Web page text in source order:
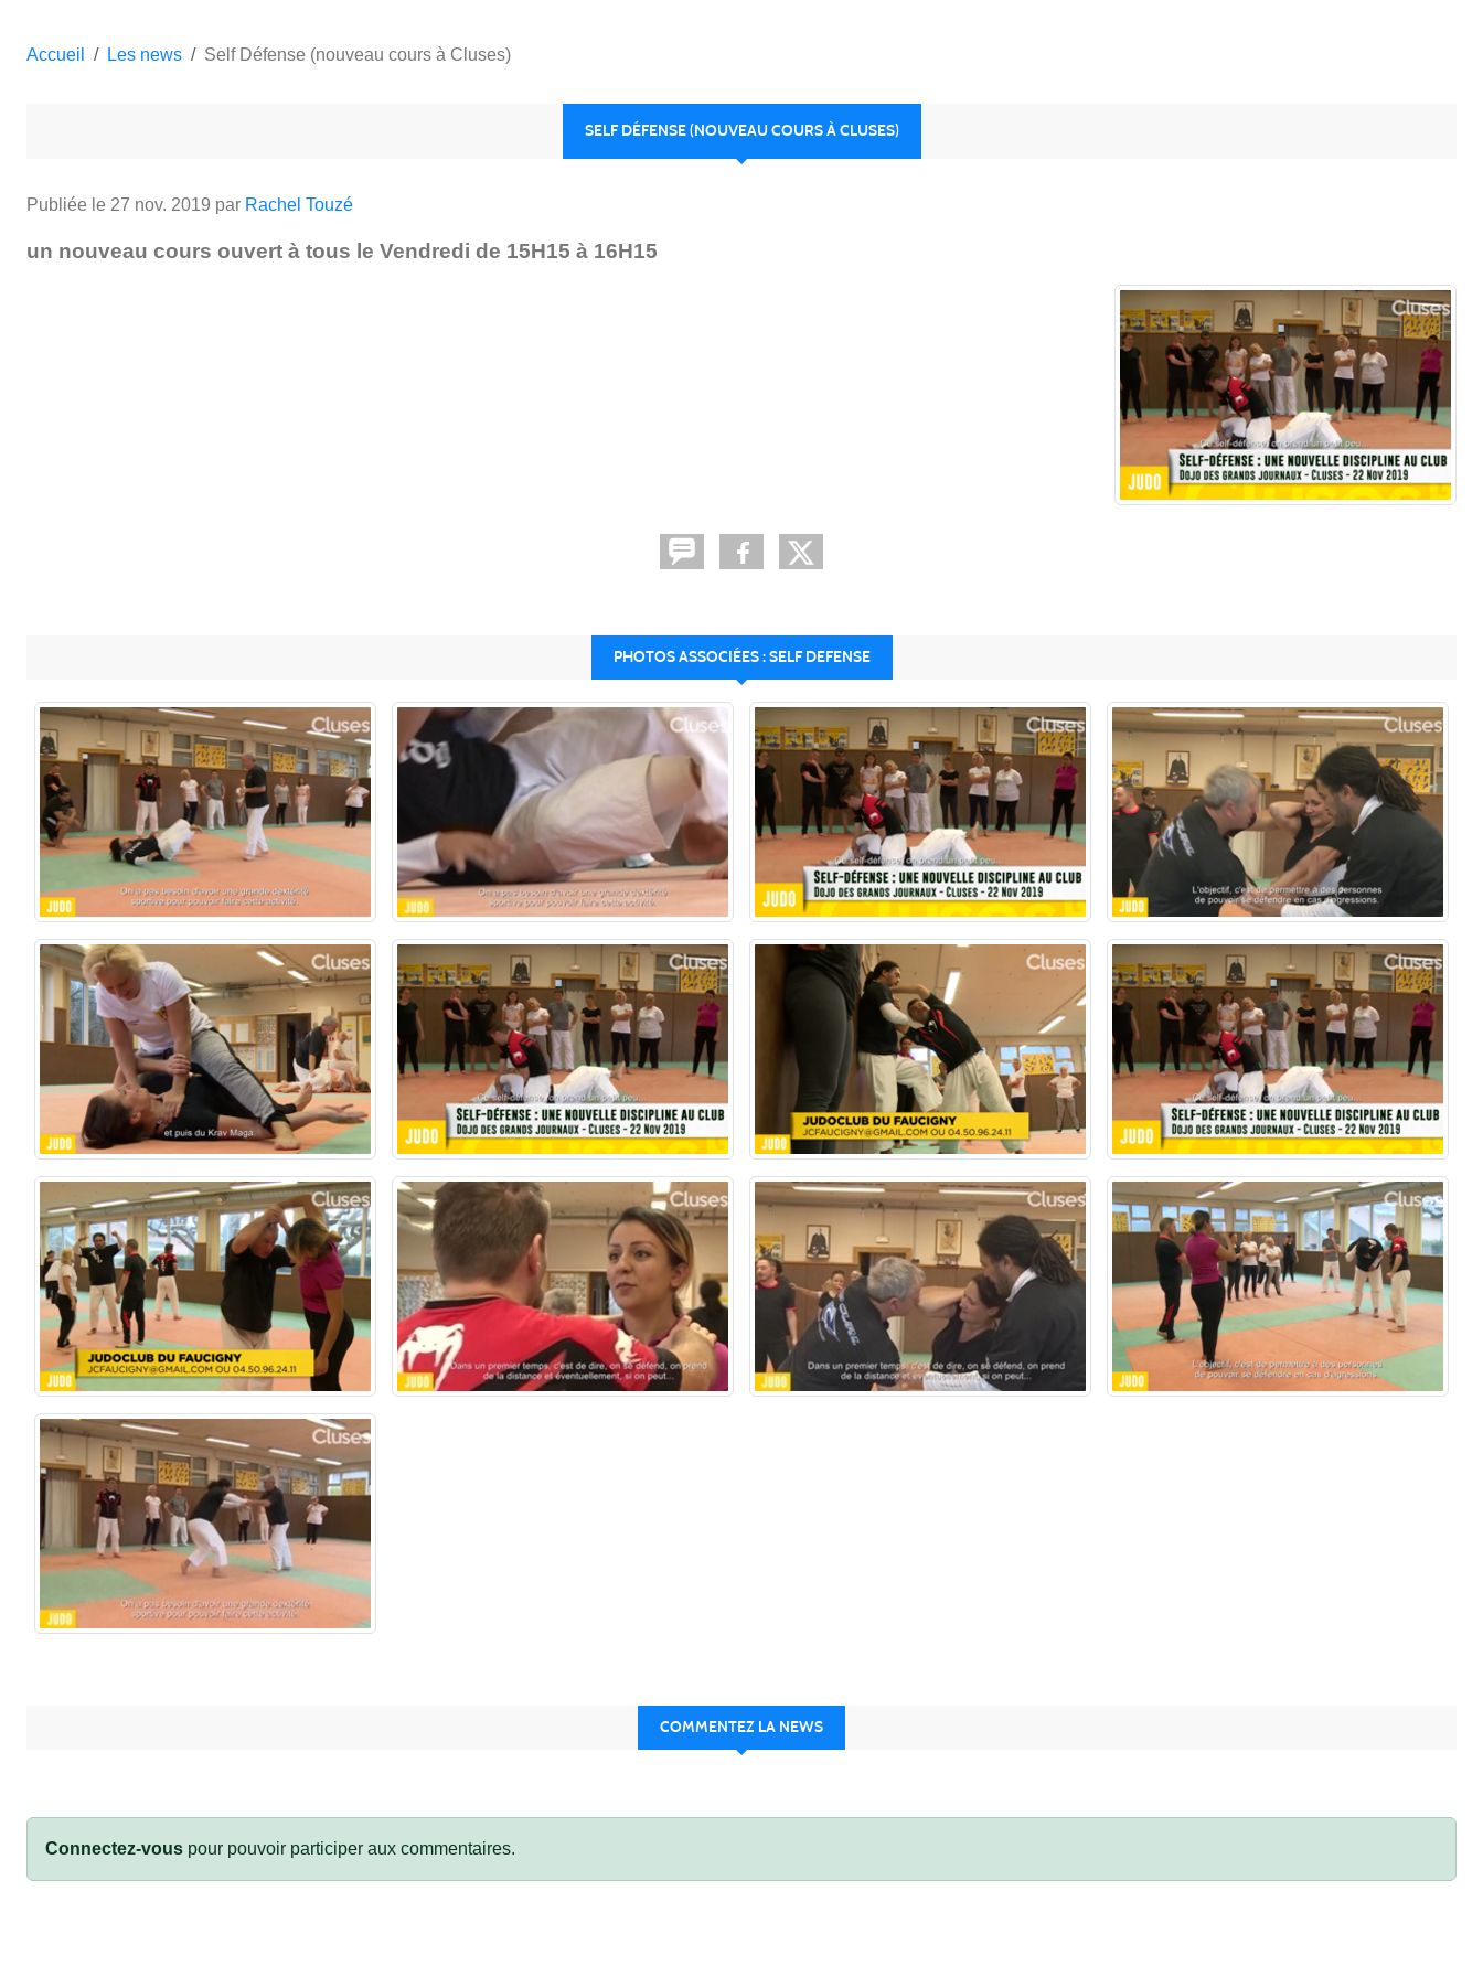
Accueil Les news Self Défense (nouveau cours à Cluses)
SELF DÉFENSE (NOUVEAU COURS À CLUSES)
Publiée le 27 nov. 2019 par Rachel Touzé
un nouveau cours ouvert à tous le Vendredi de 15H15 à 16H15
PHOTOS ASSOCIÉES : SELF DEFENSE
COMMENTEZ LA NEWS
Connectez-vous pour pouvoir participer aux commentaires.